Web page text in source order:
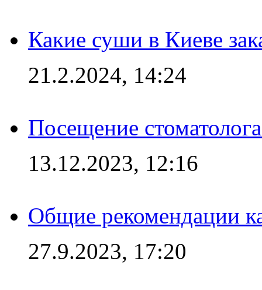
Какие суши в Киеве
21.2.2024, 14:24
Посещение
13.12.2023, 12:16
Общие рекомендации
27.9.2023, 17:20